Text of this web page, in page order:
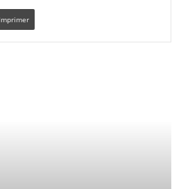
Imprimer